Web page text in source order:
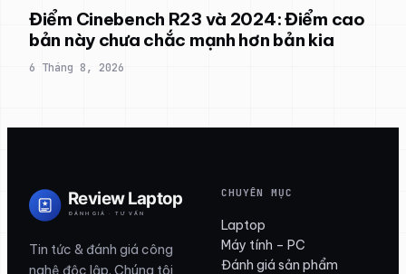
Điểm Cinebench R23 và 2024: Điểm cao
bản này chưa chắc mạnh hơn bản kia
6 Tháng 8, 2026
Tin tức & đánh giá công
nghệ độc lập. Chúng tôi
CHUYÊN MỤC
Laptop
Máy tính – PC
Đánh giá sản phẩm